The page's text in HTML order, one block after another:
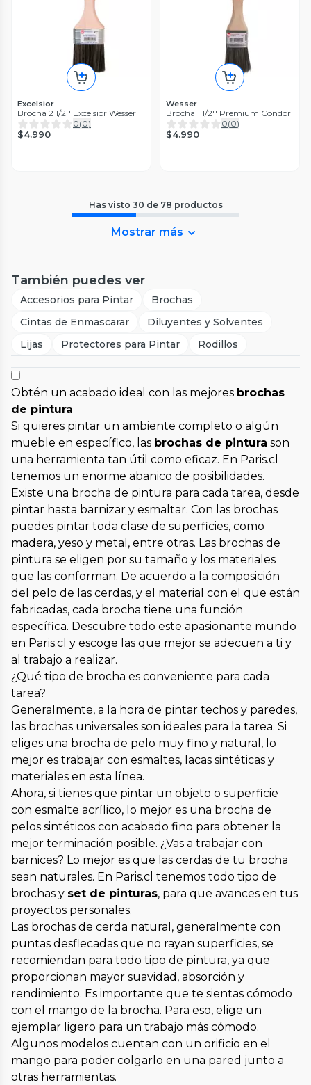
Excelsior
Brocha 2 1/2'' Excelsior Wesser
0(0)
$4.990
Wesser
Brocha 1 1/2'' Premium Condor
0(0)
$4.990
Has visto 30 de 78 productos
Mostrar más
También puedes ver
Accesorios para Pintar
Brochas
Cintas de Enmascarar
Diluyentes y Solventes
Lijas
Protectores para Pintar Rodillos
Obtén un acabado ideal con las mejores brochas
de pintura
Si quieres pintar un ambiente completo o algún
mueble en específico, las brochas de pintura son
una herramienta tan útil como eficaz. En Paris.cl
tenemos un enorme abanico de posibilidades.
Existe una brocha de pintura para cada tarea, desde
pintar hasta barnizar y esmaltar. Con las brochas
puedes pintar toda clase de superficies, como
madera, yeso y metal, entre otras. Las brochas de
pintura se eligen por su tamaño y los materiales
que las conforman. De acuerdo a la composición
del pelo de las cerdas, y el material con el que están
fabricadas, cada brocha tiene una función
específica. Descubre todo este apasionante mundo
en Paris.cl y escoge las que mejor se adecuen a ti y
al trabajo a realizar.
¿Qué tipo de brocha es conveniente para cada
tarea?
Generalmente, a la hora de pintar techos y paredes,
las brochas universales son ideales para la tarea. Si
eliges una brocha de pelo muy fino y natural, lo
mejor es trabajar con esmaltes, lacas sintéticas y
materiales en esta línea.
Ahora, si tienes que pintar un objeto o superficie
con esmalte acrílico, lo mejor es una brocha de
pelos sintéticos con acabado fino para obtener la
mejor terminación posible. ¿Vas a trabajar con
barnices? Lo mejor es que las cerdas de tu brocha
sean naturales. En Paris.cl tenemos todo tipo de
brochas y set de pinturas, para que avances en tus
proyectos personales.
Las brochas de cerda natural, generalmente con
puntas desflecadas que no rayan superficies, se
recomiendan para todo tipo de pintura, ya que
proporcionan mayor suavidad, absorción y
rendimiento. Es importante que te sientas cómodo
con el mango de la brocha. Para eso, elige un
ejemplar ligero para un trabajo más cómodo.
Algunos modelos cuentan con un orificio en el
mango para poder colgarlo en una pared junto a
otras herramientas.